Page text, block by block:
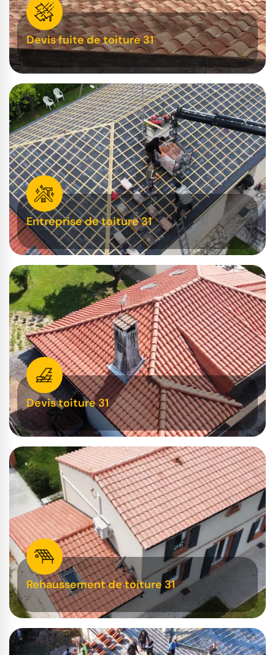
Devis fuite de toiture 31
Entreprise de toiture 31
Devis toiture 31
Rehaussement de toiture 31